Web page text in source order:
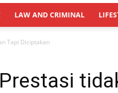
LAW AND CRIMINAL
Tapi Diciptakan